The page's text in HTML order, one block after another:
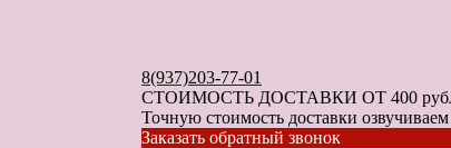
8(937)203-77-01
СТОИМОСТЬ ДОСТАВКИ ОТ 400
Точную стоимость доставки
Заказать обратный звонок